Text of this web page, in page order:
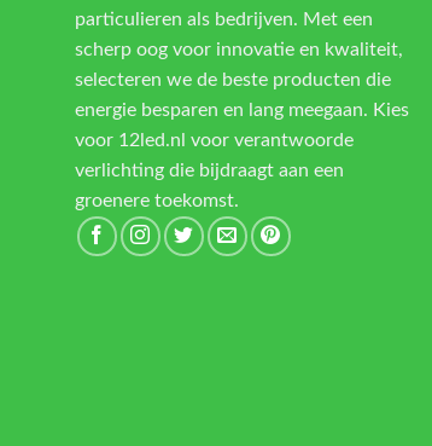
particulieren als bedrijven. Met een
scherp oog voor innovatie en kwaliteit,
selecteren we de beste producten die
energie besparen en lang meegaan. Kies
voor 12led.nl voor verantwoorde
verlichting die bijdraagt aan een
groenere toekomst.